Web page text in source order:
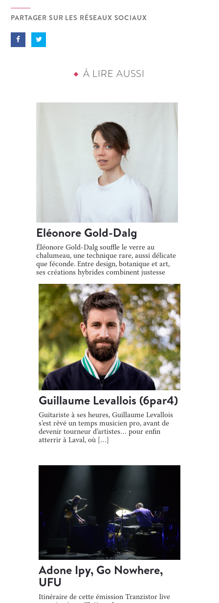
PARTAGER SUR LES RÉSEAUX SOCIAUX
À LIRE AUSSI
Eléonore Gold-Dalg
Éléonore Gold-Dalg souffle le verre au
chalumeau, une technique rare, aussi délicate
que féconde. Entre design, botanique et art,
ses créations hybrides combinent justesse
Guillaume Levallois (6par4)
Guitariste à ses heures, Guillaume Levallois
s’est rêvé un temps musicien pro, avant de
devenir tourneur d’artistes… pour enfin
atterrir à Laval, où […]
Adone Ipy, Go Nowhere,
UFU
Itinéraire de cette émission Tranzistor live